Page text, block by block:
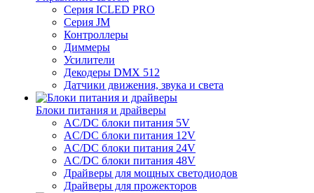
Серия ICLED PRO
Серия JM
Контроллеры
Диммеры
Усилители
Декодеры DMX 512
Датчики движения, звука и света
Блоки питания и драйверы
AC/DC блоки питания 5V
AC/DC блоки питания 12V
AC/DC блоки питания 24V
AC/DC блоки питания 48V
Драйверы для мощных светодиодов
Драйверы для прожекторов